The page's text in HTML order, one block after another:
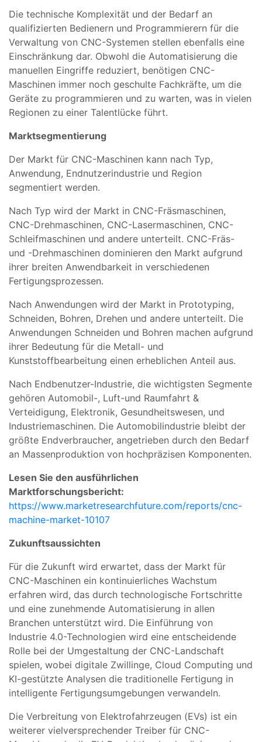
Die technische Komplexität und der Bedarf an
qualifizierten Bedienern und Programmierern für die
Verwaltung von CNC-Systemen stellen ebenfalls eine
Einschränkung dar. Obwohl die Automatisierung die
manuellen Eingriffe reduziert, benötigen CNC-
Maschinen immer noch geschulte Fachkräfte, um die
Geräte zu programmieren und zu warten, was in vielen
Regionen zu einer Talentlücke führt.
Marktsegmentierung
Der Markt für CNC-Maschinen kann nach Typ,
Anwendung, Endnutzerindustrie und Region
segmentiert werden.
Nach Typ wird der Markt in CNC-Fräsmaschinen,
CNC-Drehmaschinen, CNC-Lasermaschinen, CNC-
Schleifmaschinen und andere unterteilt. CNC-Fräs-
und -Drehmaschinen dominieren den Markt aufgrund
ihrer breiten Anwendbarkeit in verschiedenen
Fertigungsprozessen.
Nach Anwendungen wird der Markt in Prototyping,
Schneiden, Bohren, Drehen und andere unterteilt. Die
Anwendungen Schneiden und Bohren machen aufgrund
ihrer Bedeutung für die Metall- und
Kunststoffbearbeitung einen erheblichen Anteil aus.
Nach Endbenutzer-Industrie, die wichtigsten Segmente
gehören Automobil-, Luft-und Raumfahrt &
Verteidigung, Elektronik, Gesundheitswesen, und
Industriemaschinen. Die Automobilindustrie bleibt der
größte Endverbraucher, angetrieben durch den Bedarf
an Massenproduktion von hochpräzisen Komponenten.
Lesen Sie den ausführlichen
Marktforschungsbericht:
https://www.marketresearchfuture.com/reports/cnc-
machine-market-10107
Zukunftsaussichten
Für die Zukunft wird erwartet, dass der Markt für
CNC-Maschinen ein kontinuierliches Wachstum
erfahren wird, das durch technologische Fortschritte
und eine zunehmende Automatisierung in allen
Branchen unterstützt wird. Die Einführung von
Industrie 4.0-Technologien wird eine entscheidende
Rolle bei der Umgestaltung der CNC-Landschaft
spielen, wobei digitale Zwillinge, Cloud Computing und
KI-gestützte Analysen die traditionelle Fertigung in
intelligente Fertigungsumgebungen verwandeln.
Die Verbreitung von Elektrofahrzeugen (EVs) ist ein
weiterer vielversprechender Treiber für CNC-